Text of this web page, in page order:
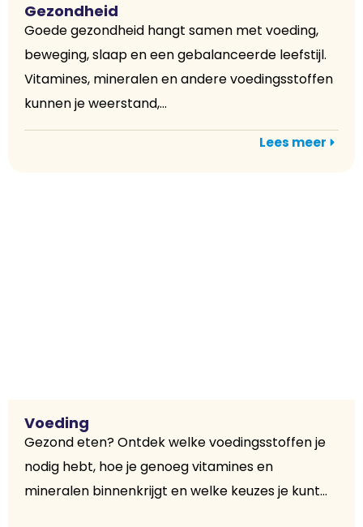
Gezondheid
Goede gezondheid hangt samen met voeding,
beweging, slaap en een gebalanceerde leefstijl.
Vitamines, mineralen en andere voedingsstoffen
kunnen je weerstand,...
Lees meer
Voeding
Gezond eten? Ontdek welke voedingsstoffen je
nodig hebt, hoe je genoeg vitamines en
mineralen binnenkrijgt en welke keuzes je kunt...